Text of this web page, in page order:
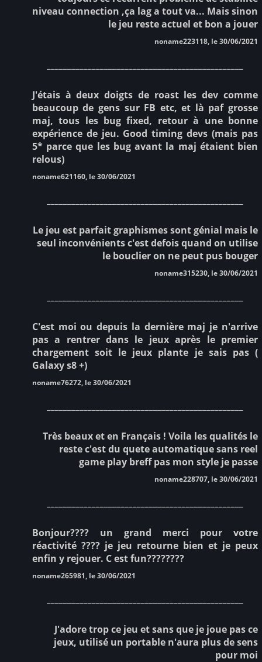
niveau connection ,ça lag a tout va... Mais sinon
le jeu reste actuel et bon a jouer
noname223118, le 30/06/2021
J'étais à deux doigts de roast les dev comme
beaucoup de gens sur FB etc, et là paf grosse
maj, tous les bug fixed, retour à une bonne
expérience de jeu. Good timing devs (mais pas
5* parce que les bug avant la maj étaient bien
relous)
noname621160, le 30/06/2021
Le jeu est parfait graphismes sont génial mais le
seul inconvénients c'est defois quand on utilise
le bouclier on ne peut pus bouger
noname315230, le 30/06/2021
C'est moi ou depuis la dernière maj je n'arrive
pas a rentrer dans le jeux après le premier
chargement soit le jeux plante je sais pas (
Galaxy s8 +)
noname76272, le 30/06/2021
Très beaux et en Français ! Voila les qualités le
reste c'est du quete automatique sans reel
game play breff pas mon style je passe
noname228707, le 30/06/2021
Bonjour???? un grand merci pour votre
réactivité ???? je jeu retourne bien et je peux
enfin y rejouer. C est fun????????
noname265981, le 30/06/2021
J'adore trop ce jeu et sans que je joue pas ce
jeux, utilisé un portable n'aura plus de sens
pour moi